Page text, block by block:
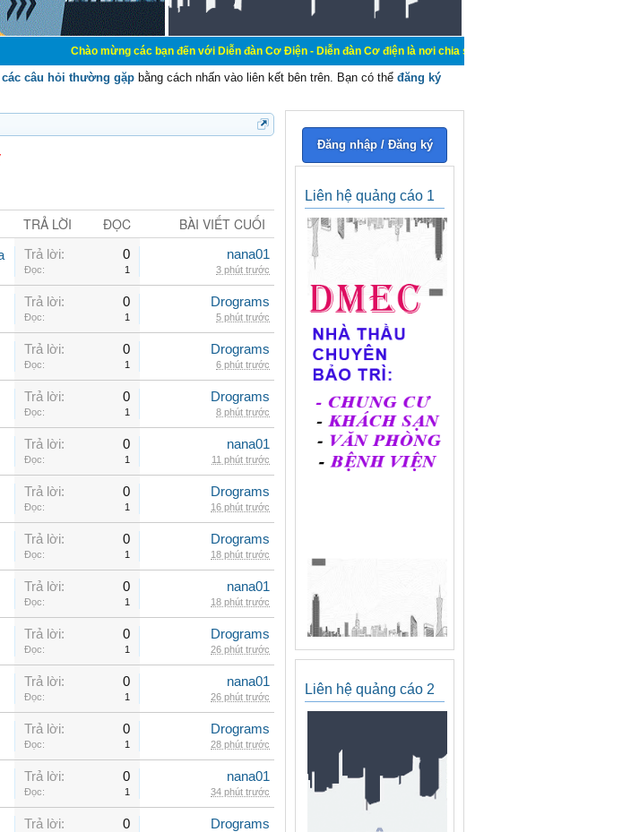
Chào mừng các bạn đến với Diễn đàn Cơ Điện - Diễn đàn Cơ điện là nơi chia sẽ kiến thức kinh nghiệm trong lãnh
các câu hỏi thường gặp bằng cách nhấn vào liên kết bên trên. Bạn có thể đăng ký
TRẢ LỜI ĐỌC BÀI VIẾT CUỐI
Trả lời: 0
Đọc: 1
nana01
3 phút trước
Trả lời: 0
Đọc: 1
Drograms
5 phút trước
Trả lời: 0
Đọc: 1
Drograms
6 phút trước
Trả lời: 0
Đọc: 1
Drograms
8 phút trước
Trả lời: 0
Đọc: 1
nana01
11 phút trước
Trả lời: 0
Đọc: 1
Drograms
16 phút trước
Trả lời: 0
Đọc: 1
Drograms
18 phút trước
Trả lời: 0
Đọc: 1
nana01
18 phút trước
Trả lời: 0
Đọc: 1
Drograms
26 phút trước
Trả lời: 0
Đọc: 1
nana01
26 phút trước
Trả lời: 0
Đọc: 1
Drograms
28 phút trước
Trả lời: 0
Đọc: 1
nana01
34 phút trước
Trả lời: 0 Drograms
Đăng nhập / Đăng ký
Liên hệ quảng cáo 1
Liên hệ quảng cáo 2